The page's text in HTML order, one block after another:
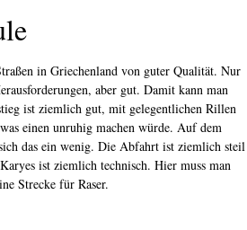
in Griechenland von guter Qualität. Nur
aber gut. Damit kann man
ist ziemlich gut, mit gelegentlichen Rillen
einen unruhig machen würde. Auf dem
das ein wenig. Die Abfahrt ist ziemlich steil
ist ziemlich technisch. Hier muss man
Strecke für Raser.